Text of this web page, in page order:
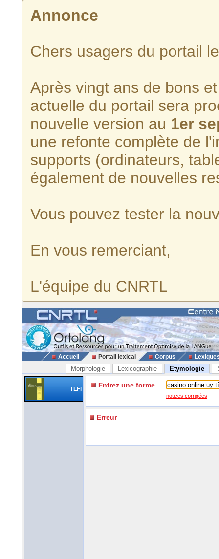
Annonce
Chers usagers du portail
Après vingt ans de bons
actuelle du portail sera
nouvelle version au 1er
une refonte complète de
supports (ordinateurs,
également de nouvelles
Vous pouvez tester la
En vous remerciant,
L'équipe du CNRTL
Accueil Portail lexical Corpus
Morphologie Lexicographie Etymologie
TLFi Entrez une forme
notices corrigées
Erreur